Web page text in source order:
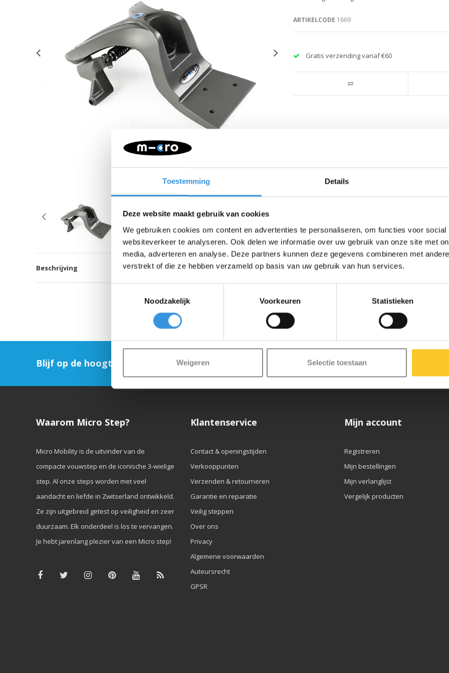
Toestemming Details
Deze website maakt gebruik van cookies
We gebruiken cookies om content en advertenties te personaliseren, om functies voor
websiteverkeer te analyseren. Ook delen we informatie over uw gebruik van onze site met
media, adverteren en analyse. Deze partners kunnen deze gegevens combineren met
verstrekt of die ze hebben verzameld op basis van uw gebruik van hun services.
Noodzakelijk
Voorkeuren Statistieken
Weigeren Selectie toestaan
ARTIKELCODE 1669
Gratis verzending vanaf €60
Beschrijving
Blijf op de hoogte en schrijf je in voor onze nieuwsbrief
Waarom Micro Step?
Micro Mobility is de uitvinder van de
compacte vouwstep en de iconische 3-wielige
step. Al onze steps worden met veel
aandacht en liefde in Zwitserland ontwikkeld.
Ze zijn uitgebreid getest op veiligheid en zeer
duurzaam. Elk onderdeel is los te vervangen.
Je hebt jarenlang plezier van een Micro step!
Klantenservice
Contact & openingstijden
Verkooppunten
Verzenden & retourneren
Garantie en reparatie
Veilig steppen
Over ons
Privacy
Algemene voorwaarden
Auteursrecht
GPSR
Mijn account
Registreren
Mijn bestellingen
Mijn verlanglijst
Vergelijk producten